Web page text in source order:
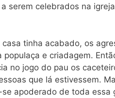
serem celebrados na
tinha acabado, os
e criadagem.
no jogo do pau os
que lá estivessem.
apoderado de toda essa